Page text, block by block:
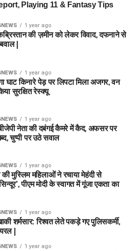
Playing 11 & Fantasy Tips
1 year ago
की ज़मीन को लेकर विवाद, दफनाने से
|
1 year ago
घाट किनारे पेड़ पर लिपटा मिला अजगर, वन
सुरक्षित रेस्क्यू
1 year ago
बीजेपी नेता की दबंगई कैमरे में कैद, अफसर पर
चुप्पी पर उठे सवाल
1 year ago
की मुस्लिम महिलाओं ने रचाया मेहंदी से
पीएम मोदी के स्वागत में गूंजा एकता का
1 year ago
शर्मसार: रिश्वत लेते पकड़े गए पुलिसकर्मी,
|
1 year ago